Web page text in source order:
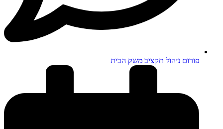
פורום ניהול תקציב משק הבית